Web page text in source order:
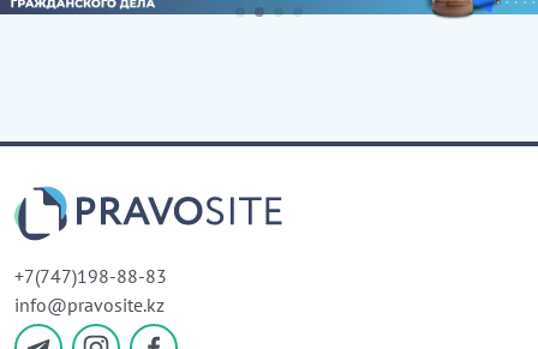
+7(747)198-88-83
info@pravosite.kz